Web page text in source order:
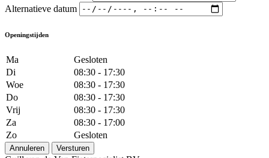
Alternatieve datum
Openingstijden
Ma
Gesloten
Di
08:30 - 17:30
Woe
08:30 - 17:30
Do
08:30 - 17:30
Vrij
08:30 - 17:30
Za
08:30 - 17:00
Zo
Gesloten
Annuleren Versturen